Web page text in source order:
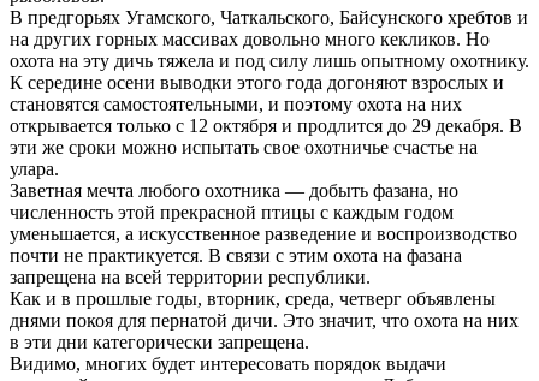
В предгорьях Угамского, Чаткальского, Байсунского хребтов и
на других горных массивах довольно много кекликов. Но
охота на эту дичь тяжела и под силу лишь опытному охотнику.
К середине осени выводки этого года догоняют взрослых и
становятся самостоятельными, и поэтому охота на них
открывается только с 12 октября и продлится до 29 декабря. В
эти же сроки можно испытать свое охотничье счастье на
улара.
Заветная мечта любого охотника — добыть фазана, но
численность этой прекрасной птицы с каждым годом
уменьшается, а искусственное разведение и воспроизводство
почти не практикуется. В связи с этим охота на фазана
запрещена на всей территории республики.
Как и в прошлые годы, вторник, среда, четверг объявлены
днями покоя для пернатой дичи. Это значит, что охота на них
в эти дни категорически запрещена.
Видимо, многих будет интересовать порядок выдачи